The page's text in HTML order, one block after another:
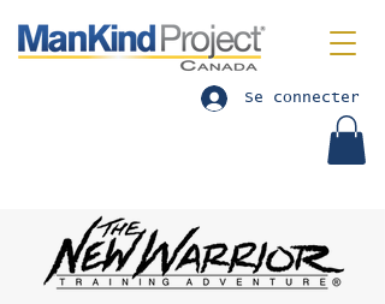
Se connecter